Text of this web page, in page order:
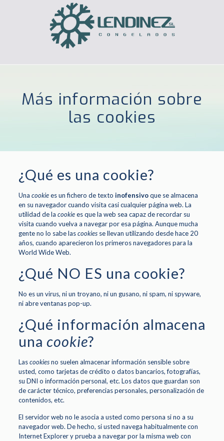
Más información sobre
las cookies
¿Qué es una cookie?
Una cookiees un fichero de texto inofensivoque se almacena
en su navegador cuando visita casi cualquier página web. La
utilidad de la cookiees que la web sea capaz de recordar su
visita cuando vuelva a navegar por esa página. Aunque mucha
gente no lo sabe lascookiesse llevan utilizando desde hace 20
años, cuando aparecieron los primeros navegadores para la
World Wide Web.
¿Qué NO ES una cookie?
No es un virus, ni un troyano, ni un gusano, ni spam, ni spyware,
ni abre ventanas pop-up.
¿Qué información almacena
una cookie?
Lascookiesno suelen almacenar información sensible sobre
usted, como tarjetas de crédito o datos bancarios, fotografías,
su DNI o información personal, etc. Los datos que guardan son
de carácter técnico, preferencias personales, personalización de
contenidos, etc.
El servidor web no le asocia a usted como persona si no a su
navegador web. De hecho, si usted navega habitualmente con
Internet Explorer y prueba a navegar por la misma web con